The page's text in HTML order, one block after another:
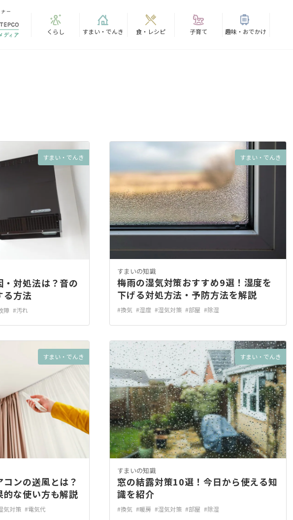
くらし すまい・でんき 食・レシピ 子育て 趣味・おでかけ
対処法は？音の
る方法
障 #汚れ
すまい・でんき
すまいの知識
梅雨の湿気対策おすすめ9選！湿度を
下げる対処方法・予防方法を解説
#換気 #湿度 #湿気対策 #部屋 #除湿
すまい・でんき
コンの送風とは？
な使い方も解説
気対策 #電気代
すまい・でんき
すまいの知識
窓の結露対策10選！今日から使える知
識を紹介
#換気 #暖房 #湿気対策 #部屋 #除湿
すまい・でんき